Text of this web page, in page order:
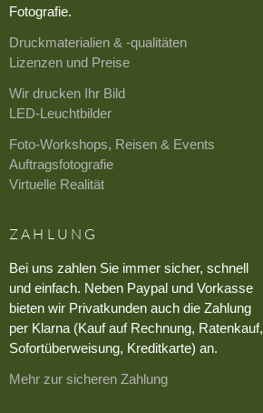
Fotografie.
Druckmaterialien & -qualitäten
Lizenzen und Preise
Wir drucken Ihr Bild
LED-Leuchtbilder
Foto-Workshops, Reisen & Events
Auftragsfotografie
Virtuelle Realität
ZAHLUNG
Bei uns zahlen Sie immer sicher, schnell
und einfach. Neben Paypal und Vorkasse
bieten wir Privatkunden auch die Zahlung
per Klarna (Kauf auf Rechnung, Ratenkauf,
Sofortüberweisung, Kreditkarte) an.
Mehr zur sicheren Zahlung